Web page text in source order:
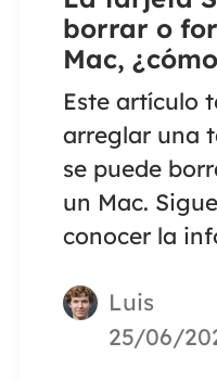
borrar o
Mac,
Este artículo
arreglar una
se puede
un Mac.
conocer la
Luis
25/06/